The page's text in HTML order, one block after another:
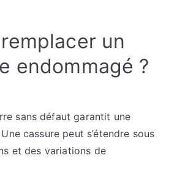
un
endommagé ?
sans défaut garantit une
cassure peut s’étendre sous
et des variations de